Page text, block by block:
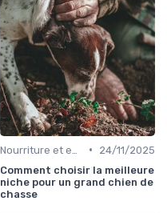
•
24/11/2025
Comment choisir la meilleure
niche pour un grand chien de
chasse